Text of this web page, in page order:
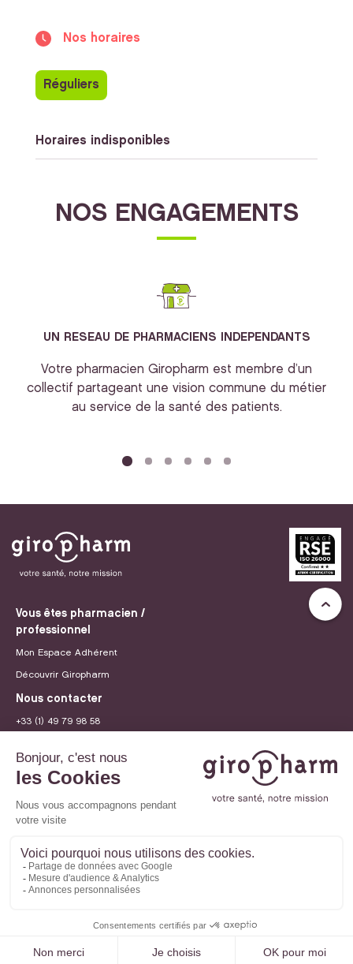
Nos horaires
Réguliers
Horaires indisponibles
NOS ENGAGEMENTS
UN RESEAU DE PHARMACIENS INDEPENDANTS
Votre pharmacien Giropharm est membre d’un
collectif partageant une vision commune du métier
au service de la santé des patients.
Vous êtes pharmacien /
professionnel
Mon Espace Adhérent
Découvrir Giropharm
Nous contacter
+33 (1) 49 79 98 58
Recrutement
Politique de confidentialité
Site internet créé par